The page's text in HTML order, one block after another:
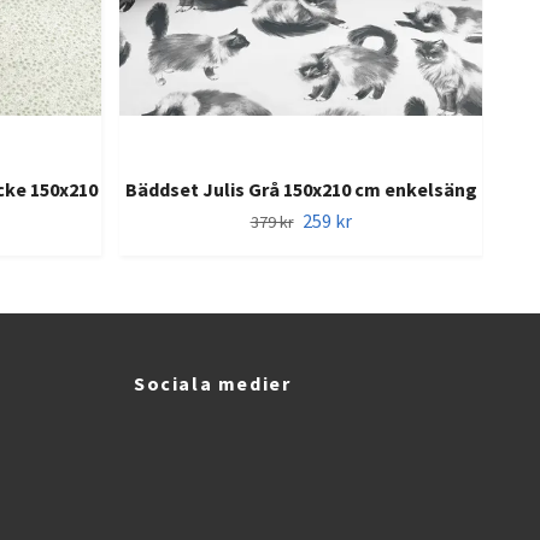
150x210 Bäddset Julis Grå 150x210 cm enkelsäng
379 kr 259 kr
Sociala medier